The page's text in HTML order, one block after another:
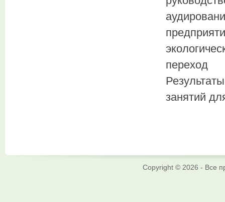
переход
занятий
Copyright © 2026 - Все